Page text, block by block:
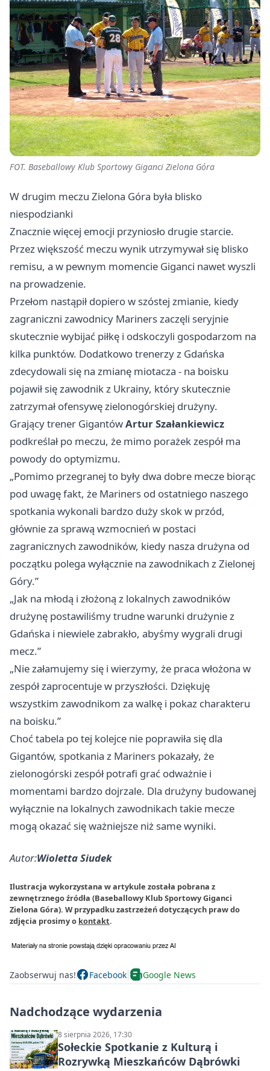
FOT. Baseballowy Klub Sportowy Giganci Zielona Góra
W drugim meczu Zielona Góra była blisko
niespodzianki
Znacznie więcej emocji przyniosło drugie starcie.
Przez większość meczu wynik utrzymywał się blisko
remisu, a w pewnym momencie Giganci nawet wyszli
na prowadzenie.
Przełom nastąpił dopiero w szóstej zmianie, kiedy
zagraniczni zawodnicy Mariners zaczęli seryjnie
skutecznie wybijać piłkę i odskoczyli gospodarzom na
kilka punktów. Dodatkowo trenerzy z Gdańska
zdecydowali się na zmianę miotacza - na boisku
pojawił się zawodnik z Ukrainy, który skutecznie
zatrzymał ofensywę zielonogórskiej drużyny.
Grający trener GigantówArtur Szałankiewicz
podkreślał po meczu, że mimo porażek zespół ma
powody do optymizmu.
„Pomimo przegranej to były dwa dobre mecze biorąc
pod uwagę fakt, że Mariners od ostatniego naszego
spotkania wykonali bardzo duży skok w przód,
głównie za sprawą wzmocnień w postaci
zagranicznych zawodników, kiedy nasza drużyna od
początku polega wyłącznie na zawodnikach z Zielonej
Góry.”
„Jak na młodą i złożoną z lokalnych zawodników
drużynę postawiliśmy trudne warunki drużynie z
Gdańska i niewiele zabrakło, abyśmy wygrali drugi
mecz.”
„Nie załamujemy się i wierzymy, że praca włożona w
zespół zaprocentuje w przyszłości. Dziękuję
wszystkim zawodnikom za walkę i pokaz charakteru
na boisku.”
Choć tabela po tej kolejce nie poprawiła się dla
Gigantów, spotkania z Mariners pokazały, że
zielonogórski zespół potrafi grać odważnie i
momentami bardzo dojrzale. Dla drużyny budowanej
wyłącznie na lokalnych zawodnikach takie mecze
mogą okazać się ważniejsze niż same wyniki.
Autor:Wioletta Siudek
Ilustracja wykorzystana w artykule została pobrana z
zewnętrznego źródła (Baseballowy Klub Sportowy Giganci
Zielona Góra). W przypadku zastrzeżeń dotyczących praw do
zdjęcia prosimy o kontakt.
Zaobserwuj nas! Facebook Google News
Nadchodzące wydarzenia
8 sierpnia 2026, 17:30
Sołeckie Spotkanie z Kulturą i
Rozrywką Mieszkańców Dąbrówki